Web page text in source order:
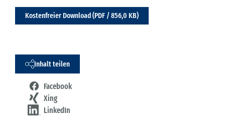
Kostenfreier Download (PDF / 856,0 KB)
Inhalt teilen
Facebook
Xing
LinkedIn